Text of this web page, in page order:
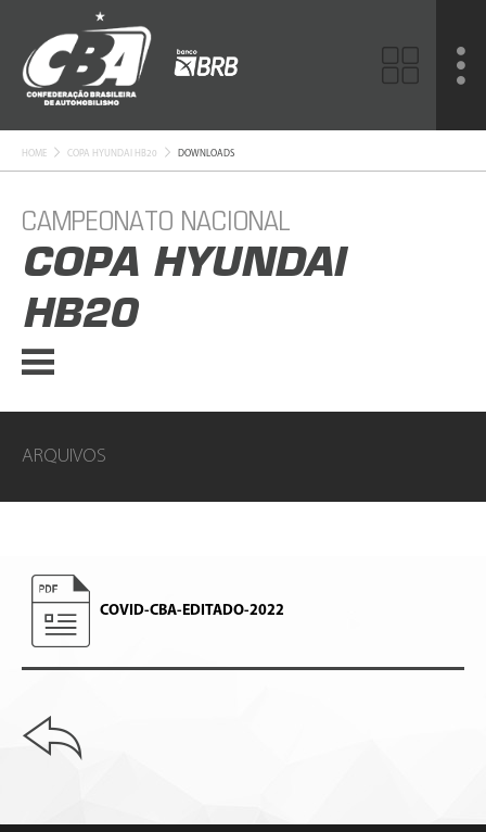
HOME COPA HYUNDAI HB20 DOWNLOADS
CAMPEONATO NACIONAL
COPA HYUNDAI
HB20
ARQUIVOS
COVID-CBA-EDITADO-2022